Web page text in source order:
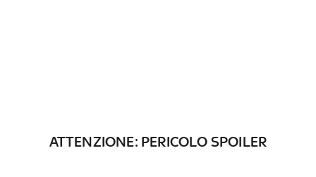
ATTENZIONE: PERICOLO SPOILER